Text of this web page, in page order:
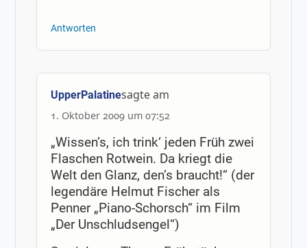
Antworten
UpperPalatinesagte am
1. Oktober 2009 um 07:52
„Wissen’s, ich trink‘ jeden Früh zwei
Flaschen Rotwein. Da kriegt die
Welt den Glanz, den’s braucht!“ (der
legendäre Helmut Fischer als
Penner „Piano-Schorsch“ im Film
„Der Unschludsengel“)